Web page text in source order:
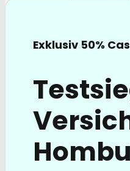
FAQ
Exklusiv 50%